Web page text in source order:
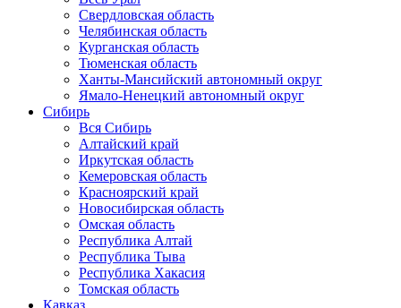
Свердловская область
Челябинская область
Курганская область
Тюменская область
Ханты-Мансийский автономный округ
Ямало-Ненецкий автономный округ
Сибирь
Вся Сибирь
Алтайский край
Иркутская область
Кемеровская область
Красноярский край
Новосибирская область
Омская область
Республика Алтай
Республика Тыва
Республика Хакасия
Томская область
Кавказ